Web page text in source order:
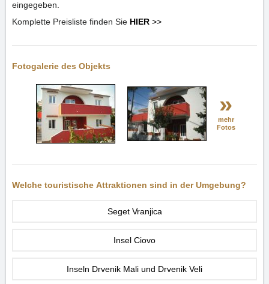
eingegeben.
Komplette Preisliste finden Sie HIER >>
Fotogalerie des Objekts
»
mehr
Fotos
Welche touristische Attraktionen sind in der Umgebung?
Seget Vranjica
Insel Ciovo
Inseln Drvenik Mali und Drvenik Veli